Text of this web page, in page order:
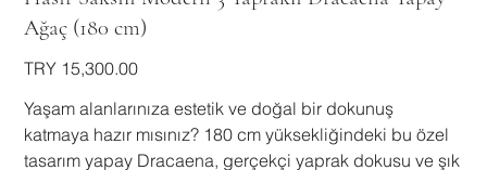
Ağaç (180 cm)
Price
TRY 15,300.00
Yaşam alanlarınıza estetik ve doğal bir dokunuş
katmaya hazır mısınız? 180 cm yüksekliğindeki bu özel
tasarım yapay Dracaena, gerçekçi yaprak dokusu ve şık